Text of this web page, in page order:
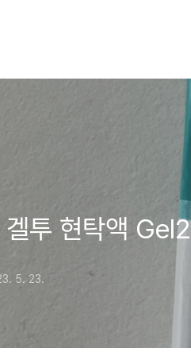
겔투 현탁액
5. 23.